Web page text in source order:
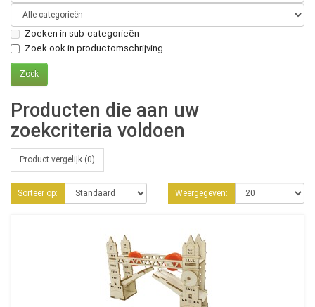
Zoeken in sub-categorieën
Zoek ook in productomschrijving
Producten die aan uw
zoekcriteria voldoen
Product vergelijk (0)
Sorteer op: Weergegeven: